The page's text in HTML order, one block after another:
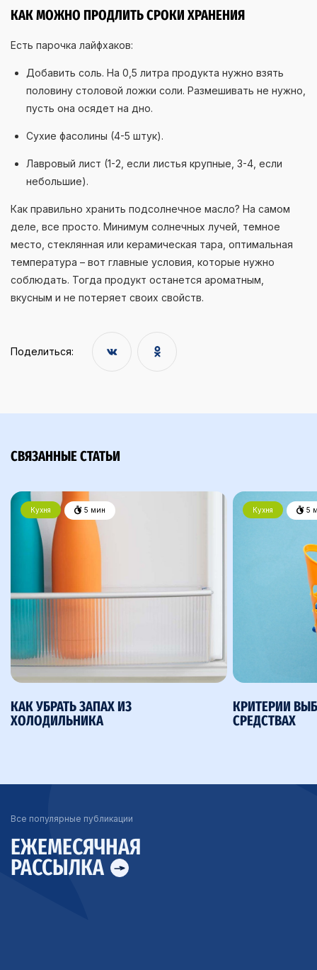
КАК МОЖНО ПРОДЛИТЬ СРОКИ ХРАНЕНИЯ
Есть парочка лайфхаков:
Добавить соль. На 0,5 литра продукта нужно взять
половину столовой ложки соли. Размешивать не нужно,
пусть она осядет на дно.
Сухие фасолины (4-5 штук).
Лавровый лист (1-2, если листья крупные, 3-4, если
небольшие).
Как правильно хранить подсолнечное масло? На самом
деле, все просто. Минимум солнечных лучей, темное
место, стеклянная или керамическая тара, оптимальная
температура – вот главные условия, которые нужно
соблюдать. Тогда продукт останется ароматным,
вкусным и не потеряет своих свойств.
Поделиться:
СВЯЗАННЫЕ СТАТЬИ
Кухня 5 мин
КАК УБРАТЬ ЗАПАХ ИЗ
ХОЛОДИЛЬНИКА
Кухня 5
КРИТЕРИИ
СРЕДСТВАХ
Все популярные публикации
ЕЖЕМЕСЯЧНАЯ
РАССЫЛКА